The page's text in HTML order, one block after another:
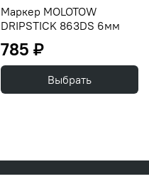
Маркер MOLOTOW
DRIPSTICK 863DS 6мм
785 ₽
Выбрать